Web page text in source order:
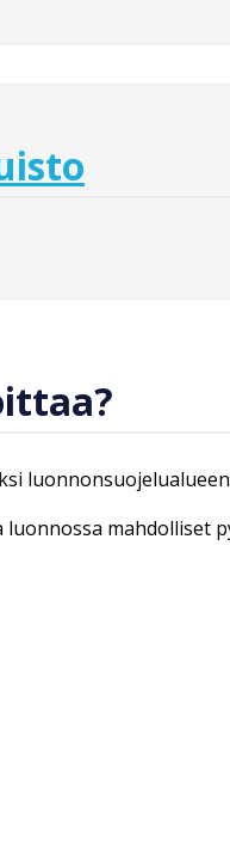
mahdolliset